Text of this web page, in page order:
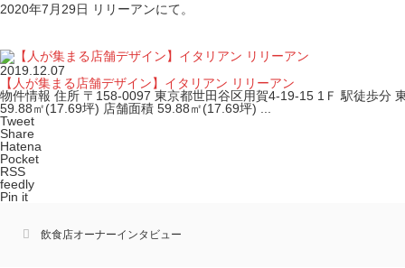
2020年7月29日 リリーアンにて。
2019.12.07
【人が集まる店舗デザイン】イタリアン リリーアン
物件情報 住所 〒158-0097 東京都世田谷区用賀4-19-15 1Ｆ 駅徒歩分
59.88㎡(17.69坪) 店舗面積 59.88㎡(17.69坪) ...
Tweet
Share
Hatena
Pocket
RSS
feedly
Pin it
飲食店オーナーインタビュー